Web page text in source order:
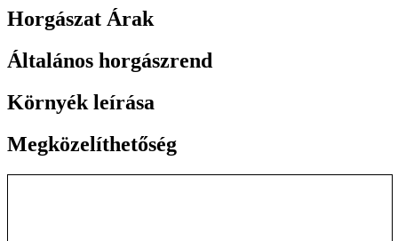
Horgászat Árak
Általános horgászrend
Környék leírása
Megközelíthetőség